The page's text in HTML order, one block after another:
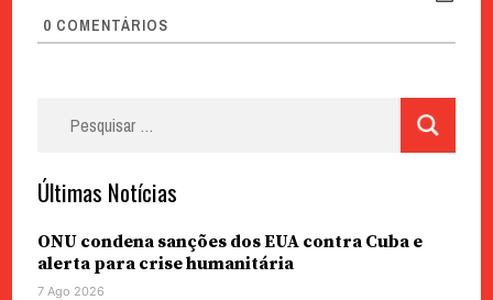
0 COMENTÁRIOS
Últimas Notícias
ONU condena sanções dos EUA contra Cuba e
alerta para crise humanitária
7 Ago 2026